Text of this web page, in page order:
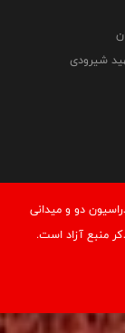
شیرودی
دو و میدانی
منبع آزاد است.